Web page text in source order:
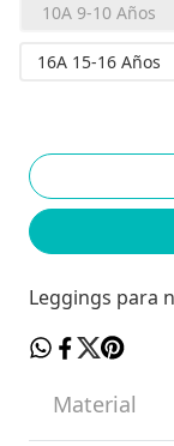
10A 9-10 Años
16A 15-16 Años
Leggings para
Material